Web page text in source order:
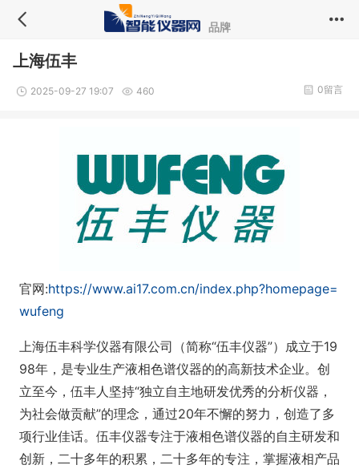
品牌
上海伍丰
2025-09-27 19:07 460 0留言
官网:https://www.ai17.com.cn/index.php?homepage=
wufeng
上海伍丰科学仪器有限公司（简称“伍丰仪器”）成立于19
98年，是专业生产液相色谱仪器的的高新技术企业。创
立至今，伍丰人坚持“独立自主地研发优秀的分析仪器，
为社会做贡献”的理念，通过20年不懈的努力，创造了多
项行业佳话。伍丰仪器专注于液相色谱仪器的自主研发和
创新，二十多年的积累，二十多年的专注，掌握液相产品